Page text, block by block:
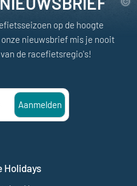
op de hoogte
nieuwsbrief mis je nooit
de racefietsregio's!
Aanmelden
Holidays